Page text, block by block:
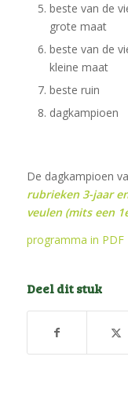
beste van de
grote maat
beste van de
kleine maat
beste ruin
dagkampioen
De dagkampioen
rubrieken 3-jaar
veulen (mits een
programma in PDF
Deel dit stuk